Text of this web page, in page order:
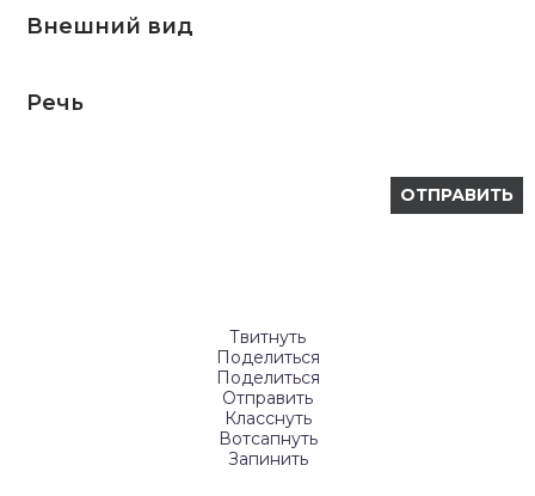
Внешний вид
Речь
Твитнуть
Поделиться
Поделиться
Отправить
Класснуть
Вотсапнуть
Запинить